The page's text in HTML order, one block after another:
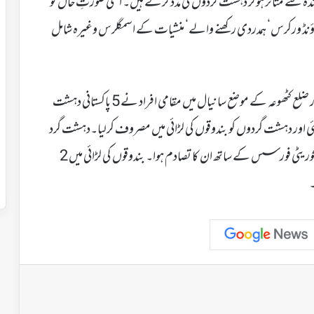
ورکرس‘ ہمدردی رکھنے والے‘ منشیات کے اسمگلرس وغیرہ شامل
واضح رہے کہ 23 مارچ کو بین الاقوامی سرحد سے 4 کیلو میٹر اندر ضلع کٹھوعہ کے موضع سانیال میں مقامی افراد نے 5 پاکستانی دہشت
اور دہشت گردوں کو بندوقوں کی لڑائی میں مصروف کرلیا۔دہشت گرد
سفیان جکولے گاؤں کی طرف فرار ہوگئے جہاں ایک بار پھر سیکوریٹی فورسس کے ساتھ ان کا تصادم ہوا۔ بندوقوں کی لڑائی میں 2